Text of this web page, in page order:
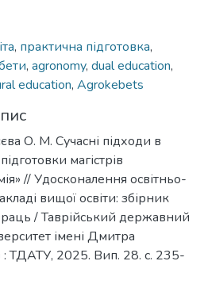
, практична підготовка,
, agronomy, dual education,
education, Agrokebets
О. М. Сучасні підходи в
магістрів
// Удосконалення освітньо-
вищої освіти: збірник
/ Таврійський державний
імені Дмитра
ТДАТУ, 2025. Вип. 28. с. 235-